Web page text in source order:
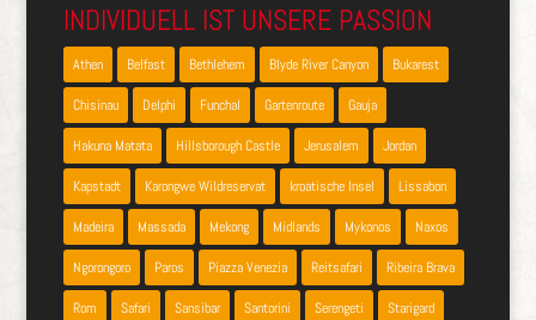
INDIVIDUELL IST UNSERE PASSION
Athen Belfast Bethlehem Blyde River Canyon Bukarest
Chisinau Delphi Funchal Gartenroute Gauja
Hakuna Matata Hillsborough Castle Jerusalem Jordan
Kapstadt Karongwe Wildreservat kroatische Insel Lissabon
Madeira Massada Mekong Midlands Mykonos Naxos
Ngorongoro Paros Piazza Venezia Reitsafari Ribeira Brava
Rom Safari Sansibar Santorini Serengeti Starigard